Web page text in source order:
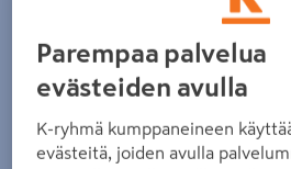
Zoomaa kuvaa
Parempaa palvelua
evästeiden avulla
K-ryhmä kumppaneineen
evästeitä, joiden avulla